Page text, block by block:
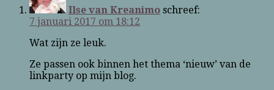
Ilse van Kreanimo schreef:
7 januari 2017 om 18:12
Wat zijn ze leuk.
Ze passen ook binnen het thema ‘nieuw’ van de
linkparty op mijn blog.